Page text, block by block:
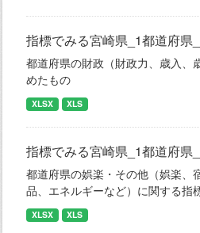
指標でみる宮崎県_1都道府県
都道府県の財政（財政力、歳入、
めたもの
XLSX XLS
指標でみる宮崎県_1都道府県
都道府県の娯楽・その他（娯楽、
品、エネルギーなど）に関する指
XLSX XLS